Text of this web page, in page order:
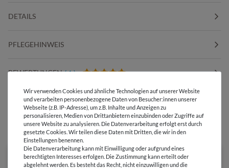
DETAILS
PFLEGEHINWEIS
BEWERTUNGEN ( 1 )
HERSTELLERINFORMATIONEN
DIESER STOFF IN ANDEREN FARBEN
Wir verwenden Cookies und ähnliche Technologien auf unserer Website
und verarbeiten personenbezogene Daten von Besucher:innen unserer
Webseite (z.B. IP-Adresse), um z.B. Inhalte und Anzeigen zu
personalisieren, Medien von Drittanbietern einzubinden oder Zugriffe auf
unsere Website zu analysieren. Die Datenverarbeitung erfolgt erst durch
gesetzte Cookies. Wir teilen diese Daten mit Dritten, die wir in den
Einstellungen benennen.
Die Datenverarbeitung kann mit Einwilligung oder aufgrund eines
berechtigten Interesses erfolgen. Die Zustimmung kann erteilt oder
abgelehnt werden. Es besteht das Recht, nicht einzuwilligen und die